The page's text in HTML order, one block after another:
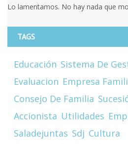
Lo lamentamos. No hay nada que
TAGS
Educación Sistema De
Evaluacion Empresa
Consejo De Familia
Accionista Utilidades
Saladejuntas Sdj Cultura